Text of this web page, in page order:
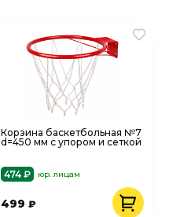
Корзина баскетбольная №7
d=450 мм с упором и сеткой
474 ₽ юр. лицам
499₽